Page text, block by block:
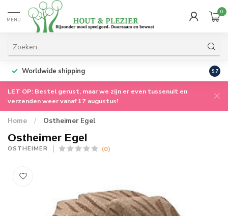
MENU
0
Worldwide shipping 9.7
LET OP: Bestel gerust, maar we zijn er even tussenuit en
verzenden weer vanaf 17 augustus!
Home / Ostheimer Egel
Ostheimer Egel
OSTHEIMER (0)